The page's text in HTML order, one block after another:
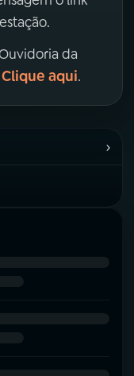
da
Clique aqui.
›